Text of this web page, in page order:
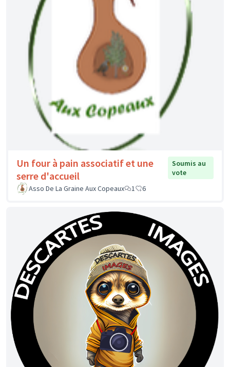
Un four à pain associatif et une
serre d'accueil
Soumis au
vote
Asso De La Graine Aux Copeaux
1 6